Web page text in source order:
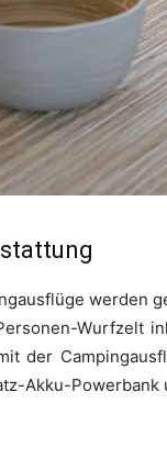
werden
Wurfzelt
der
Akku-